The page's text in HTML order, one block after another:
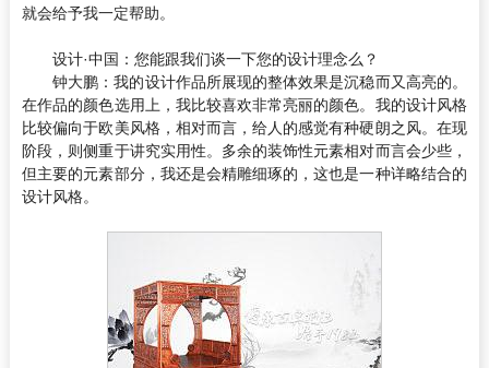
就会给予我一定帮助。
设计·中国：您能跟我们谈一下您的设计理念么？
钟大鹏：我的设计作品所展现的整体效果是沉稳而又高亮的。
在作品的颜色选用上，我比较喜欢非常亮丽的颜色。我的设计风格
比较偏向于欧美风格，相对而言，给人的感觉有种硬朗之风。在现
阶段，则侧重于讲究实用性。多余的装饰性元素相对而言会少些，
但主要的元素部分，我还是会精雕细琢的，这也是一种详略结合的
设计风格。